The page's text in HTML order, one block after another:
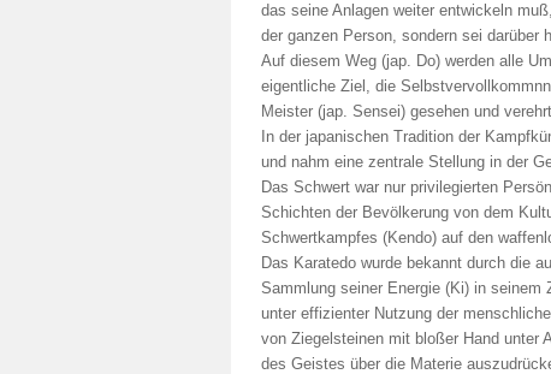
das seine Anlagen weiter entwickeln
der ganzen Person, sondern sei darüber
Auf diesem Weg (jap. Do) werden alle
eigentliche Ziel, die
Meister (jap. Sensei) gesehen und
In der japanischen Tradition der
und nahm eine zentrale Stellung in der
Das Schwert war nur privilegierten
Schichten der Bevölkerung von dem
Schwertkampfes (Kendo) auf den
Das Karatedo wurde bekannt durch die
Sammlung seiner Energie (Ki) in seinem
unter effizienter Nutzung der
von Ziegelsteinen mit bloßer Hand unter
des Geistes über die Materie